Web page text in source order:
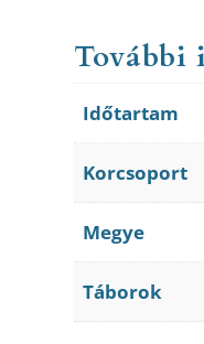
További
Időtartam
Korcsoport
Megye
Táborok